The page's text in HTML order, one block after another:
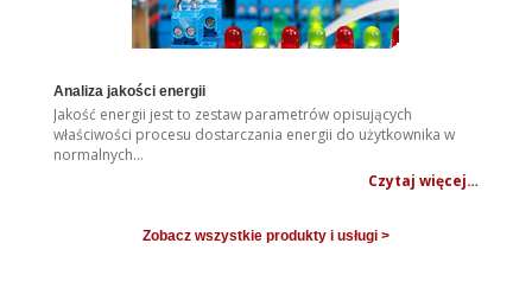
Analiza jakości energii
Jakość energii jest to zestaw parametrów opisujących
właściwości procesu dostarczania energii do użytkownika w
normalnych…
Czytaj więcej…
Zobacz wszystkie produkty i usługi >